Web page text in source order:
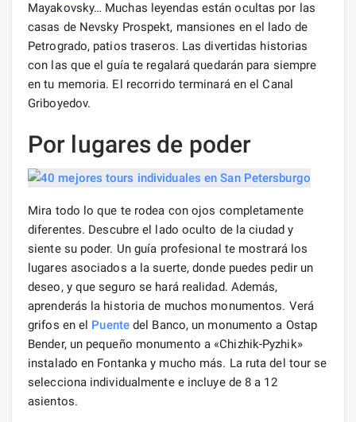
Mayakovsky… Muchas leyendas están ocultas por las
casas de Nevsky Prospekt, mansiones en el lado de
Petrogrado, patios traseros. Las divertidas historias
con las que el guía te regalará quedarán para siempre
en tu memoria. El recorrido terminará en el Canal
Griboyedov.
Por lugares de poder
Mira todo lo que te rodea con ojos completamente
diferentes. Descubre el lado oculto de la ciudad y
siente su poder. Un guía profesional te mostrará los
lugares asociados a la suerte, donde puedes pedir un
deseo, y que seguro se hará realidad. Además,
aprenderás la historia de muchos monumentos. Verá
grifos en el Puentedel Banco, un monumento a Ostap
Bender, un pequeño monumento a «Chizhik-Pyzhik»
instalado en Fontanka y mucho más. La ruta del tour se
selecciona individualmente e incluye de 8 a 12
asientos.